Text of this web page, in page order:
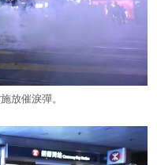
放催淚彈。